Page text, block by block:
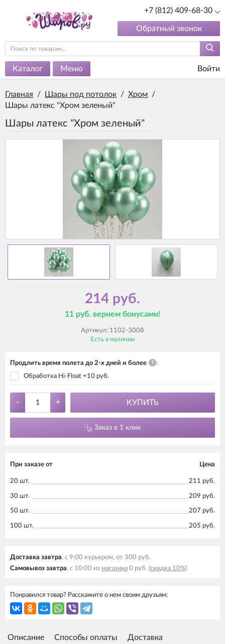
+7 (812) 409-68-30
Обратный звонок
Каталог Меню Войти
Главная / Шары под потолок / Хром /
Шары латекс "Хром зеленый"
Шары латекс "Хром зеленый"
214 руб.
11 руб. вернем бонусами!
Артикул: 1102-3008
Есть в наличии
Продлить время полета до 2-х дней и более ? :
Обработка Hi-Float +10 руб.
- + КУПИТЬ
Заказ в 1 клик
При заказе от Цена
20 шт. 211 руб.
30 шт. 209 руб.
50 шт. 207 руб.
100 шт. 205 руб.
Доставка завтра, с 9:00 курьером, от 300 руб.
Самовывоз завтра, с 10:00 из магазина 0 руб. (скидка 10%)
Понравился товар? Расскажите о нем своим друзьям:
Описание Способы оплаты Доставка